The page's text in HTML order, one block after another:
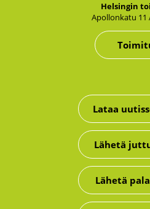
Hel­sin­gin
Apol­lon­ka­tu 11
Lataa
Lähetä
Lähetä